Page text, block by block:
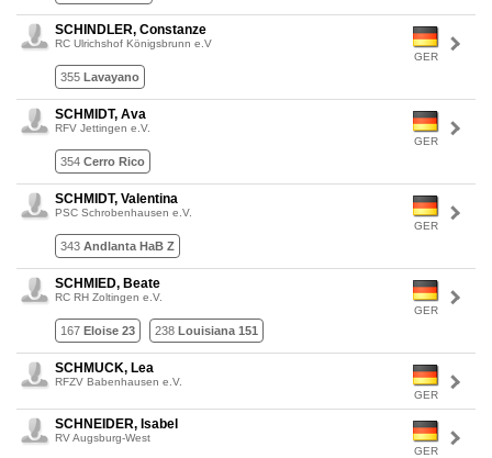
GER
SCHINDLER, Constanze
RC Ulrichshof Königsbrunn e.V
355 Lavayano
GER
SCHMIDT, Ava
RFV Jettingen e.V.
354 Cerro Rico
GER
SCHMIDT, Valentina
PSC Schrobenhausen e.V.
343 Andlanta HaB Z
GER
SCHMIED, Beate
RC RH Zoltingen e.V.
167 Eloise 23 238 Louisiana 151
GER
SCHMUCK, Lea
RFZV Babenhausen e.V.
GER
SCHNEIDER, Isabel
RV Augsburg-West